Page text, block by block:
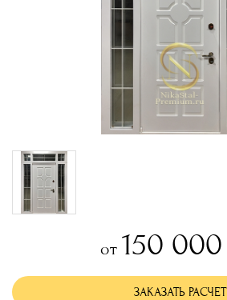
от 150 000
ЗАКАЗАТЬ РАСЧЕТ